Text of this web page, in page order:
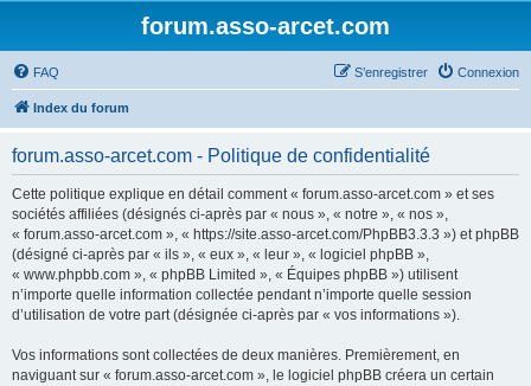
forum.asso-arcet.com
FAQ Connexion
S’enregistrer
Index du forum
forum.asso-arcet.com - Politique de confidentialité
Cette politique explique en détail comment « forum.asso-arcet.com » et ses
sociétés affiliées (désignés ci-après par « nous », « notre », « nos »,
« forum.asso-arcet.com », « https://site.asso-arcet.com/PhpBB3.3.3 ») et phpBB
(désigné ci-après par « ils », « eux », « leur », « logiciel phpBB »,
« www.phpbb.com », « phpBB Limited », « Équipes phpBB ») utilisent
n’importe quelle information collectée pendant n’importe quelle session
d’utilisation de votre part (désignée ci-après par « vos informations »).
Vos informations sont collectées de deux manières. Premièrement, en
naviguant sur « forum.asso-arcet.com », le logiciel phpBB créera un certain